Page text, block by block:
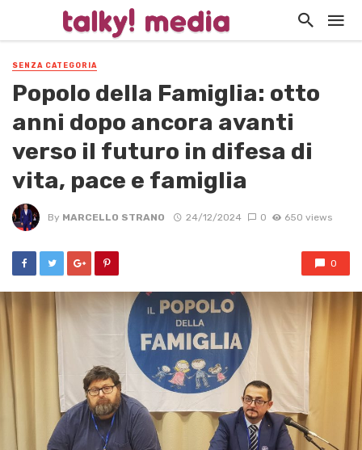
SENZA CATEGORIA
Popolo della Famiglia: otto
anni dopo ancora avanti
verso il futuro in difesa di
vita, pace e famiglia
By MARCELLO STRANO 24/12/2024 0 650 views
0